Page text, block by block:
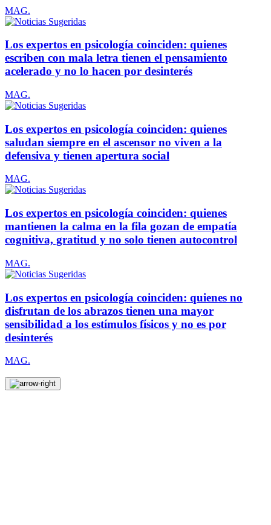
MAG.
Los expertos en psicología coinciden: quienes
escriben con mala letra tienen el pensamiento
acelerado y no lo hacen por desinterés
MAG.
Los expertos en psicología coinciden: quienes
saludan siempre en el ascensor no viven a la
defensiva y tienen apertura social
MAG.
Los expertos en psicología coinciden: quienes
mantienen la calma en la fila gozan de empatía
cognitiva, gratitud y no solo tienen autocontrol
MAG.
Los expertos en psicología coinciden: quienes no
disfrutan de los abrazos tienen una mayor
sensibilidad a los estímulos físicos y no es por
desinterés
MAG.